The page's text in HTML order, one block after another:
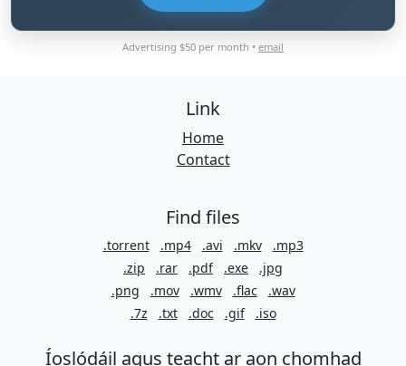
Advertising $50 per month • email
Link
Home
Contact
Find files
.torrent .mp4 .avi .mkv
.mp3
.zip
.rar .pdf .exe
.jpg
.png
.mov .wmv .flac
.wav
.7z
.txt .doc .gif .iso
Íoslódáil agus teacht ar aon chomhad